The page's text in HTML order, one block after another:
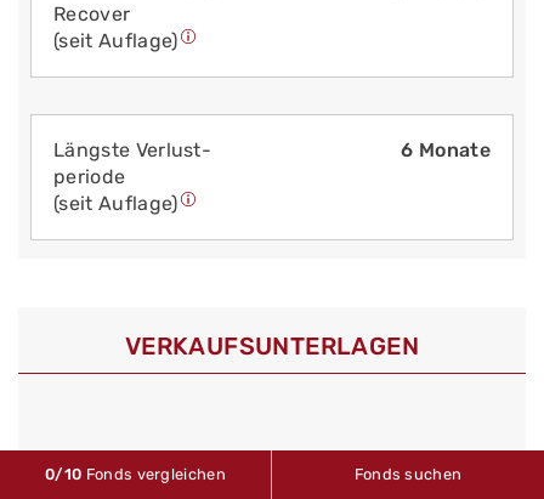
Recover
(seit Auflage)
Längste Verlust­
periode
(seit Auflage)
6 Monate
VERKAUFS­UNTERLAGEN
0/10 Fonds vergleichen Fonds suchen